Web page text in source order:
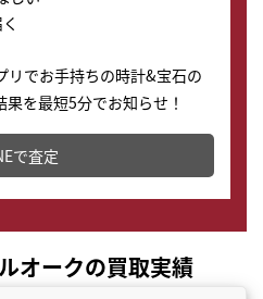
リでお手持ちの時計&宝石の
を最短5分でお知らせ！
を知ることが出来ます。
で査定
オークの買取実績